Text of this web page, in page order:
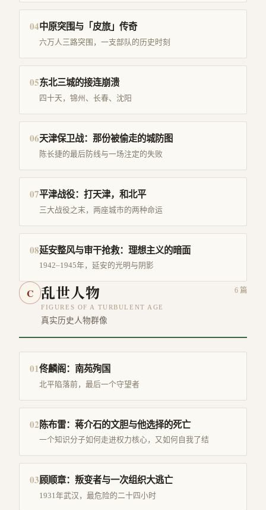
04中原突围与「皮旅」传奇
六万人三路突围，一支部队的历史时刻
05东北三城的接连崩溃
四十天，锦州、长春、沈阳
06天津保卫战：那份被偷走的城防图
陈长捷的最后防线与一场注定的失败
07平津战役：打天津，和北平
三大战役之末，两座城市的两种命运
08延安整风与审干抢救：理想主义的暗面
1942–1945年，延安的光明与阴影
C 乱世人物
FIGURES OF A TURBULENT AGE
真实历史人物群像
6 篇
01佟麟阁：南苑殉国
北平陷落前，最后一个守望者
02陈布雷：蒋介石的文胆与他选择的死亡
一个知识分子如何走进权力核心，又如何自我了结
03顾顺章：叛变者与一次组织大逃亡
1931年武汉，最危险的二十四小时